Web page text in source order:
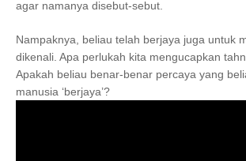
agar namanya disebut-sebut.
Nampaknya, beliau telah berjaya juga untuk
dikenali. Apa perlukah kita mengucapkan
Apakah beliau benar-benar percaya yang
manusia ‘berjaya’?